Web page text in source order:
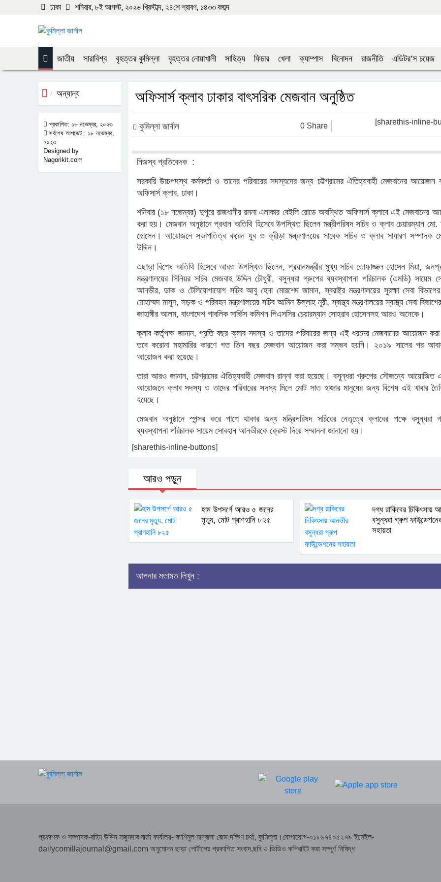
ঢাকা শনিবার, ৮ই আগস্ট, ২০২৬ খ্রিস্টাব্দ, ২৪শে শ্রাবণ, ১৪৩৩ বঙ্গাব্দ
জাতীয় সারাবিশ্ব বৃহত্তর কুমিল্লা বৃহত্তর নোয়াখালী সাহিত্য ফিচার খেলা ক্যাম্পাস বিনোদন রাজনীতি এডিটর’স চয়েজ
অন্যান্য
প্রকাশিত: ১৮ নভেম্বর, ২০২৩
সর্বশেষ আপডেট : ১৮ নভেম্বর,
২০২৩
Designed by
Nagorikit.com
অফিসার্স ক্লাব ঢাকার বাৎসরিক মেজবান অনুষ্ঠিত
কুমিল্লা জার্নাল 0 Share [sharethis-inline-
নিজস্ব প্রতিবেদক :
সরকারি উচ্চপদস্থ কর্মকর্তা ও তাদের পরিবারের সদস্যদের জন্য চট্টগ্রামের ঐতিহ্যবাহী মেজবানের আয়োজন
অফিসার্স ক্লাব, ঢাকা।
শনিবার (১৮ নভেম্বর) দুপুরে রাজধানীর রমনা এলাকার বেইলি রোডে অবস্থিত অফিসার্স ক্লাবে এই মেজবানের
করা হয়। মেজবান অনুষ্ঠানে প্রধান অতিথি হিসেবে উপস্থিত ছিলেন মন্ত্রীপরিষদ সচিব ও ক্লাব চেয়ারম্যান মো.
হোসেন। আয়োজনে সভাপতিত্ব করেন যুব ও ক্রীড়া মন্ত্রণালয়ের সাবেক সচিব ও ক্লাব সাধারণ সম্পাদক
উদ্দিন।
এছাড়া বিশেষ অতিথি হিসেবে আরও উপস্থিত ছিলেন, প্রধানমন্ত্রীর মুখ্য সচিব তোফাজ্জল হোসেন মিয়া,
মন্ত্রণালয়ের সিনিয়র সচিব মেজবাহ উদ্দিন চৌধুরী, বসুন্ধরা গ্রুপের ব্যবস্থাপনা পরিচালক (এমডি) সায়েম
আনভীর, ডাক ও টেলিযোগাযোগ সচিব আবু হেনা মোরশেদ জামান, স্বরাষ্ট্র মন্ত্রণালয়ের সুরক্ষা সেবা
মোহাম্মদ মাসুদ, সড়ক ও পরিবহন মন্ত্রণালয়ের সচিব আমিন উল্লাহ নূরী, স্বাস্থ্য মন্ত্রণালয়ের স্বাস্থ্য সেবা
জাহাঙ্গীর আলম, বাংলাদেশ পাবলিক সার্ভিস কমিশন পিএসসির চেয়ারম্যান সোহরাব হোসেনসহ আরও অনেকে।
ক্লাব কর্তৃপক্ষ জানান, প্রতি বছর ক্লাব সদস্য ও তাদের পরিবারের জন্য এই ধরনের মেজবানের আয়োজন
তবে করোনা মহামারির কারণে গত তিন বছর মেজবান আয়োজন করা সম্ভব হয়নি। ২০১৯ সালের পর
আয়োজন করা হয়েছে।
তারা আরও জানান, চট্টগ্রামের ঐতিহ্যবাহী মেজবান রান্না করা হয়েছে। বসুন্ধরা গ্রুপের সৌজন্যে আয়োজিত
আয়োজনে ক্লাব সদস্য ও তাদের পরিবারের সদস্য মিলে মোট সাত হাজার মানুষের জন্য বিশেষ এই খাবার
হয়েছে।
মেজবান অনুষ্ঠানে স্পন্সর করে পাশে থাকার জন্য মন্ত্রিপরিষদ সচিবের নেতৃত্বে ক্লাবের পক্ষে বসুন্ধরা
ব্যবস্থাপনা পরিচালক সায়েম সোবহান আনভীরকে ক্রেস্ট দিয়ে সম্মাননা জানানো হয়।
[sharethis-inline-buttons]
আরও পড়ুন
হাম উপসর্গে আরও ৫ জনের
মৃত্যু, মোট প্রাণহানি ৮২৫
দগ্ধ রাকিবের চিকিৎসায়
বসুন্ধরা গ্রুপ
সহায়তা
আপনার মতামত লিখুন :
প্রকাশক ও সম্পাদক-রহিম উদ্দিন মজুমদার বার্তা কার্যালয়- কাশিমুল মাদ্রাসা রোড,দক্ষিণ চর্থা, কুমিল্লা।যোগাযোগ-০১৮৬৭৪০৫২৭৯ ইমেইল-
dailycomillajournal@gmail.com অনুমোদন ছাড়া পোর্টালের প্রকাশিত সংবাদ,ছবি ও ভিডিও কপিরাইট করা সম্পূর্ণ নিষিদ্ধ